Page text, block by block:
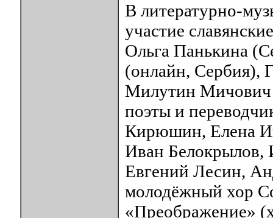
В литературно-
участие
Ольга Панькина
(онлайн, Сербия),
Милутин Мичович
поэты и
Кирюшин, Елена
Иван Белокрылов,
Евгений Лесин,
молодёжный хор
«Преображение»